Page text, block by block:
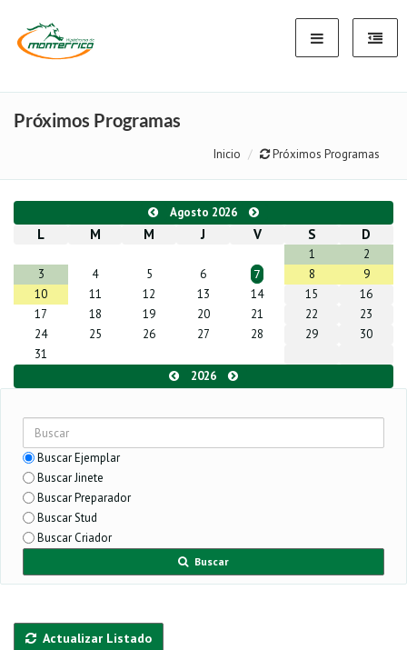
Próximos Programas
Inicio Próximos Programas
Agosto 2026
L M M J V S D
1
2
3
4 5 6 7 8
9
10
11 12 13 14 15
16
17
18 19 20 21 22
23
24
25 26 27 28 29
30
31
2026
Buscar Ejemplar
Buscar Jinete
Buscar Preparador
Buscar Stud
Buscar Criador
Buscar
Actualizar Listado